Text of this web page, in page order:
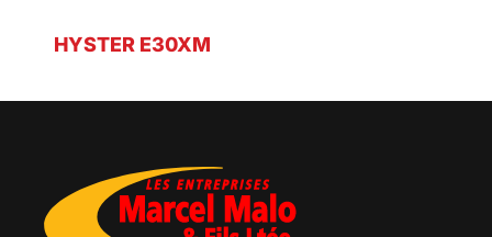
HYSTER E30XM